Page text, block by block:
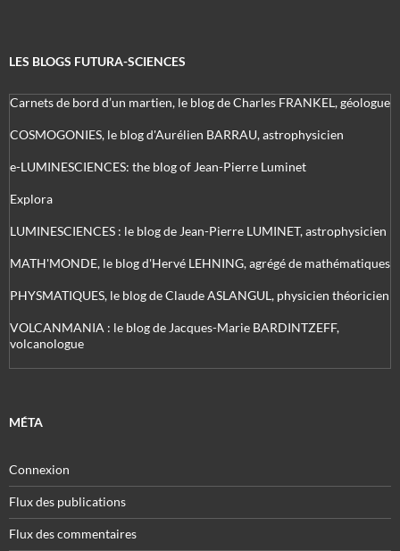
LES BLOGS FUTURA-SCIENCES
Carnets de bord d’un martien, le blog de Charles FRANKEL, géologue
COSMOGONIES, le blog d'Aurélien BARRAU, astrophysicien
e-LUMINESCIENCES: the blog of Jean-Pierre Luminet
Explora
LUMINESCIENCES : le blog de Jean-Pierre LUMINET, astrophysicien
MATH'MONDE, le blog d'Hervé LEHNING, agrégé de mathématiques
PHYSMATIQUES, le blog de Claude ASLANGUL, physicien théoricien
VOLCANMANIA : le blog de Jacques-Marie BARDINTZEFF,
volcanologue
MÉTA
Connexion
Flux des publications
Flux des commentaires